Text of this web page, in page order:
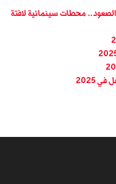
محطات سينمائية لافتة
2025